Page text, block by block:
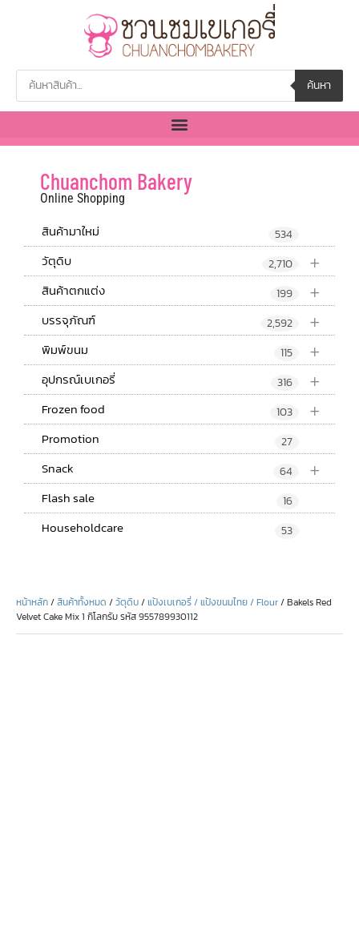
ค้นหา
Chuanchom Bakery
Online Shopping
สินค้ามาใหม่ 534
+
วัตุดิบ 2,710
+
สินค้าตกแต่ง 199
+
บรรจุภัณฑ์ 2,592
+
พิมพ์ขนม 115
+
อุปกรณ์เบเกอรี่ 316
+
Frozen food 103
Promotion 27
+
Snack 64
Flash sale 16
Householdcare 53
หน้าหลัก/สินค้าทั้งหมด /วัตุดิบ/แป้งเบเกอรี่ / แป้งขนมไทย / Flour/ Bakels Red
Velvet Cake Mix 1 กิโลกรัม รหัส 955789930112